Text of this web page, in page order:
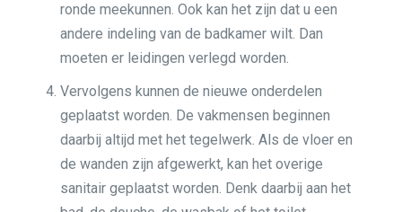
ronde meekunnen. Ook kan het zijn dat u een
andere indeling van de badkamer wilt. Dan
moeten er leidingen verlegd worden.
Vervolgens kunnen de nieuwe onderdelen
geplaatst worden. De vakmensen beginnen
daarbij altijd met het tegelwerk. Als de vloer en
de wanden zijn afgewerkt, kan het overige
sanitair geplaatst worden. Denk daarbij aan het